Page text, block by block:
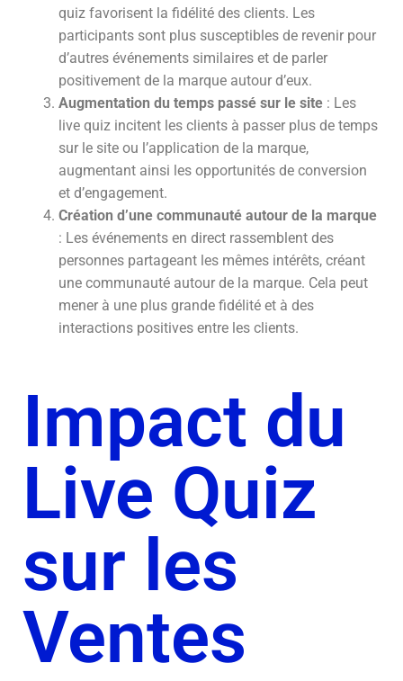
quiz favorisent la fidélité des clients. Les
participants sont plus susceptibles de revenir pour
d’autres événements similaires et de parler
positivement de la marque autour d’eux.
Augmentation du temps passé sur le site : Les
live quiz incitent les clients à passer plus de temps
sur le site ou l’application de la marque,
augmentant ainsi les opportunités de conversion
et d’engagement.
Création d’une communauté autour de la marque
: Les événements en direct rassemblent des
personnes partageant les mêmes intérêts, créant
une communauté autour de la marque. Cela peut
mener à une plus grande fidélité et à des
interactions positives entre les clients.
Impact du
Live Quiz
sur les
Ventes